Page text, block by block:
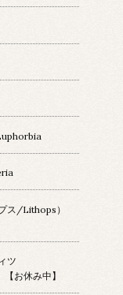
ス/Lithops）
ツ
お休み中】